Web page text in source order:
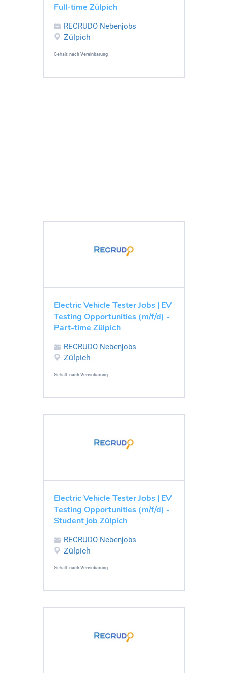
Full-time Zülpich
RECRUDO Nebenjobs
Zülpich
Gehalt: nach Vereinbarung
Electric Vehicle Tester Jobs | EV
Testing Opportunities (m/f/d) -
Part-time Zülpich
RECRUDO Nebenjobs
Zülpich
Gehalt: nach Vereinbarung
Electric Vehicle Tester Jobs | EV
Testing Opportunities (m/f/d) -
Student job Zülpich
RECRUDO Nebenjobs
Zülpich
Gehalt: nach Vereinbarung